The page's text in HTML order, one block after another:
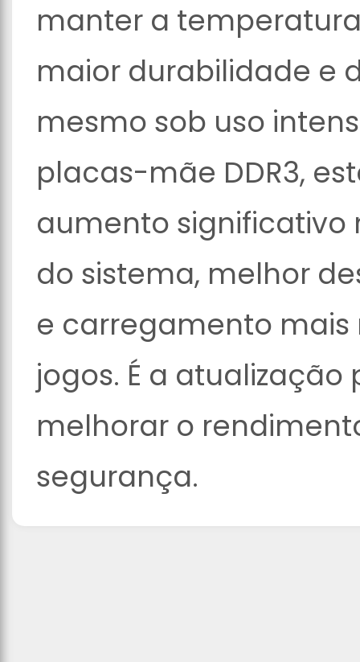
manter a
maior durabilidade e
mesmo sob uso
placas-mãe DDR3,
aumento significativo
do sistema, melhor
e carregamento
jogos. É a
melhorar o
segurança.